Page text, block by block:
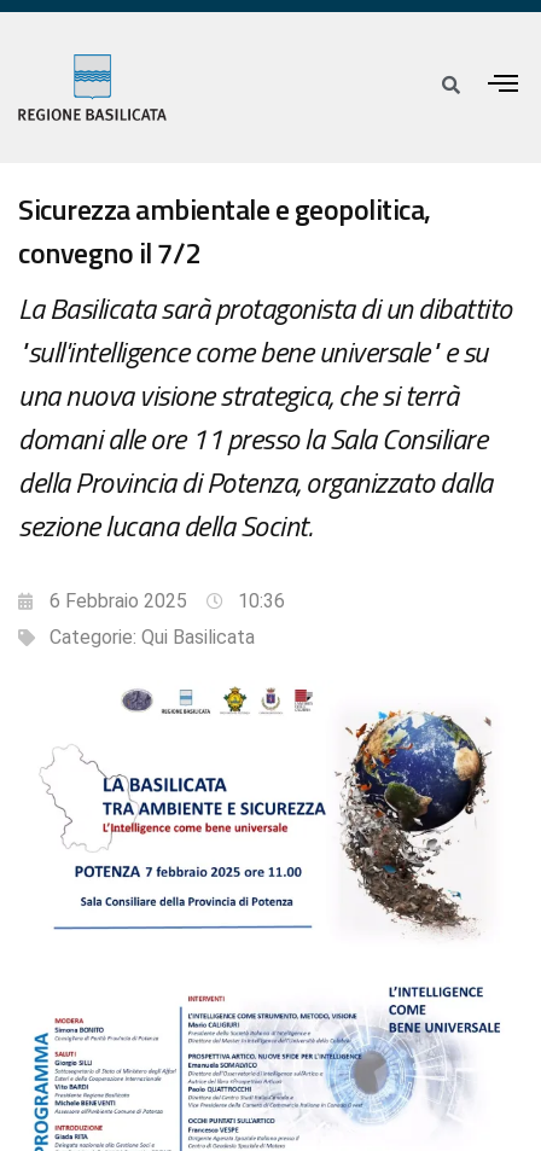
Sicurezza ambientale e geopolitica,
convegno il 7/2
La Basilicata sarà protagonista di un dibattito
"sull'intelligence come bene universale" e su
una nuova visione strategica, che si terrà
domani alle ore 11 presso la Sala Consiliare
della Provincia di Potenza, organizzato dalla
sezione lucana della Socint.
6 Febbraio 2025
10:36
Categorie: Qui Basilicata